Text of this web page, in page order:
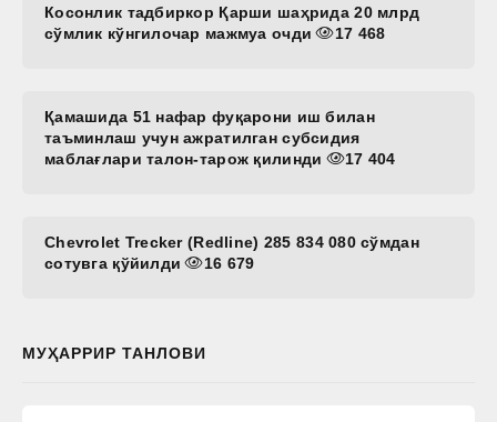
Косонлик тадбиркор Қарши шаҳрида 20 млрд
сўмлик кўнгилочар мажмуа очди
17 468
Қамашида 51 нафар фуқарони иш билан
таъминлаш учун ажратилган субсидия
маблағлари талон-тарож қилинди
17 404
Chevrolet Trecker (Redline) 285 834 080 сўмдан
сотувга қўйилди
16 679
МУҲАРРИР ТАНЛОВИ